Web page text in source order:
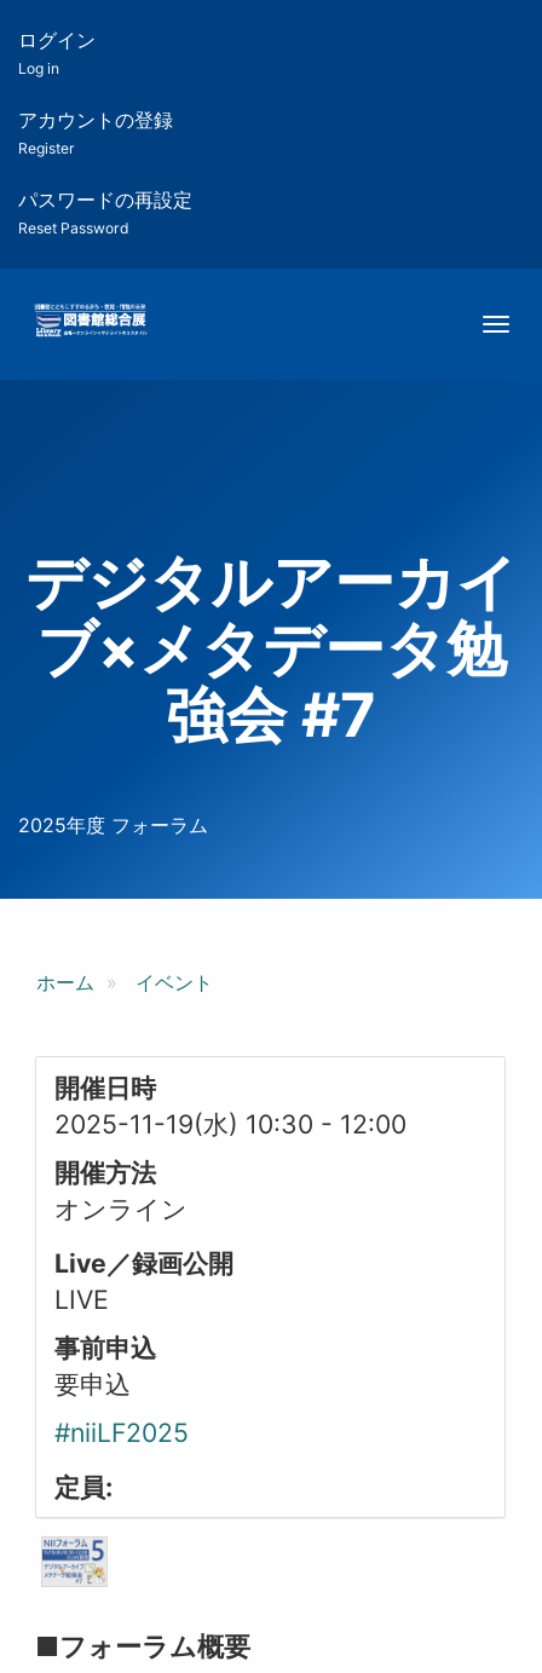
ツ
匿
名
ユ
ー
ー
用
メ
ログイン
Log in
アカウントの登録
Register
パスワードの再設定
Reset Password
デジタルアーカイ
ブ×メタデータ勉
強会 #7
2025年度 フォーラム
ホーム イベント
開催日時
2025-11-19(水) 10:30 - 12:00
開催方法
オンライン
Live／録画公開
LIVE
事前申込
要申込
#niiLF2025
定員:
■フォーラム概要